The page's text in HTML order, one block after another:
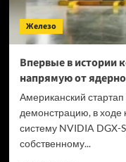
Железо
Впервые в истории
напрямую от
Американский
демонстрацию, в ходе
систему NVIDIA DGX-
собственному...